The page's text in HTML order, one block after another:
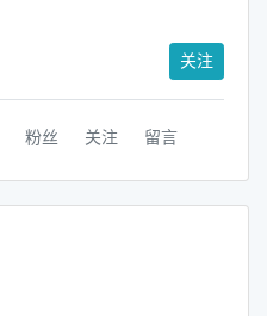
关注
粉丝 关注 留言